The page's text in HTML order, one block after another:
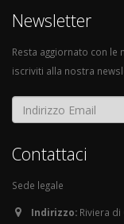
Newsletter
Resta aggiornato con
iscriviti alla nostra
Contattaci
Sede legale
Indirizzo: Riviera di